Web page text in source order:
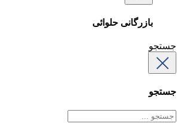
بازرگانی حلوائی
جستجو
جستجو